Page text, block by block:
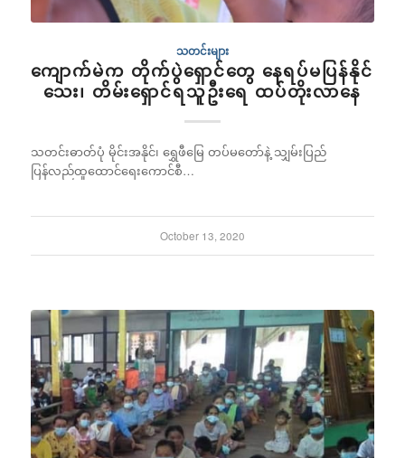
သတင်းများ
ကျောက်မဲက တိုက်ပွဲရှောင်တွေ နေရပ်မပြန်နိုင်
သေး၊ တိမ်းရှောင်ရသူဦးရေ ထပ်တိုးလာနေ
သတင်းဓာတ်ပုံ မိုင်းအနိုင်၊ ရွှေဖီမြေ တပ်မတော်နဲ့ သျှမ်းပြည်
ပြန်လည်ထူထောင်ရေးကောင်စီ…
October 13, 2020